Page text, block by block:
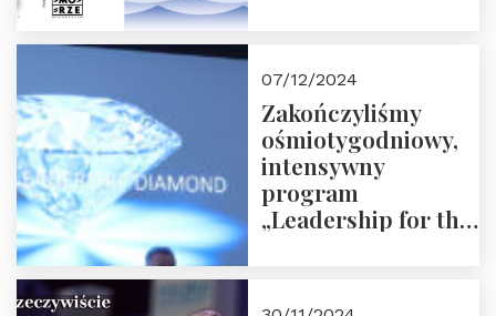
ZAPRASZAMY
07/12/2024
Zakończyliśmy
ośmiotygodniowy,
intensywny
program
„Leadership for the